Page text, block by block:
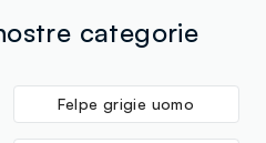
è sempre gratuito.
categorie
Felpe grigie uomo